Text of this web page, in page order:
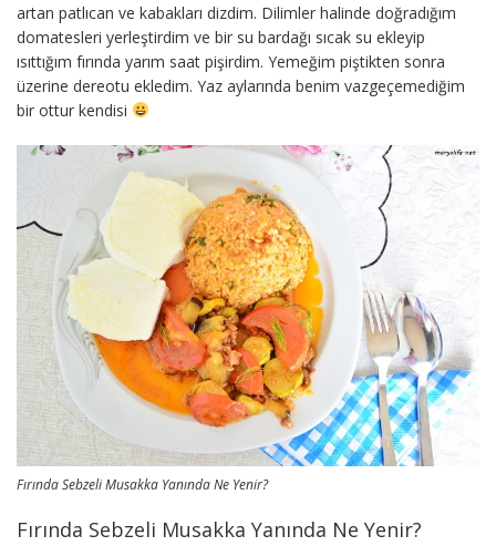
artan patlıcan ve kabakları dizdim. Dilimler halinde doğradığım
domatesleri yerleştirdim ve bir su bardağı sıcak su ekleyip
ısıttığım fırında yarım saat pişirdim. Yemeğim piştikten sonra
üzerine dereotu ekledim. Yaz aylarında benim vazgeçemediğim
bir ottur kendisi
Fırında Sebzeli Musakka Yanında Ne Yenir?
Fırında Sebzeli Musakka Yanında Ne Yenir?